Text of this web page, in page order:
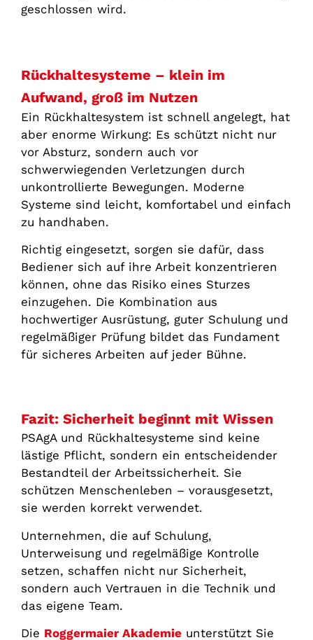
geschlossen wird.
Rückhaltesysteme – klein im
Aufwand, groß im Nutzen
Ein Rückhaltesystem ist schnell angelegt, hat
aber enorme Wirkung: Es schützt nicht nur
vor Absturz, sondern auch vor
schwerwiegenden Verletzungen durch
unkontrollierte Bewegungen. Moderne
Systeme sind leicht, komfortabel und einfach
zu handhaben.
Richtig eingesetzt, sorgen sie dafür, dass
Bediener sich auf ihre Arbeit konzentrieren
können, ohne das Risiko eines Sturzes
einzugehen. Die Kombination aus
hochwertiger Ausrüstung, guter Schulung und
regelmäßiger Prüfung bildet das Fundament
für sicheres Arbeiten auf jeder Bühne.
Fazit: Sicherheit beginnt mit Wissen
PSAgA und Rückhaltesysteme sind keine
lästige Pflicht, sondern ein entscheidender
Bestandteil der Arbeitssicherheit. Sie
schützen Menschenleben – vorausgesetzt,
sie werden korrekt verwendet.
Unternehmen, die auf Schulung,
Unterweisung und regelmäßige Kontrolle
setzen, schaffen nicht nur Sicherheit,
sondern auch Vertrauen in die Technik und
das eigene Team.
Die Roggermaier Akademie unterstützt Sie